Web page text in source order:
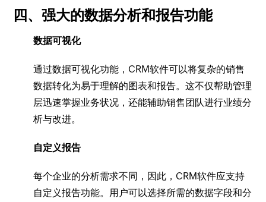
四、强大的数据分析和报告功能
数据可视化
通过数据可视化功能，CRM软件可以将复杂的销售
数据转化为易于理解的图表和报告。这不仅帮助管理
层迅速掌握业务状况，还能辅助销售团队进行业绩分
析与改进。
自定义报告
每个企业的分析需求不同，因此，CRM软件应支持
自定义报告功能。用户可以选择所需的数据字段和分